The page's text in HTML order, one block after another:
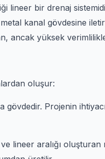
lineer bir drenaj
kanal gövdesine
ancak yüksek
oluşur:
gövdedir. Projenin
lineer aralığı